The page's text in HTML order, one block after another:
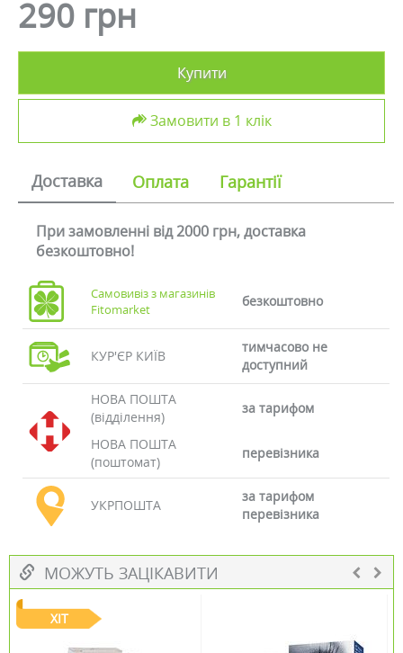
290 грн
Купити
Замовити в 1 клік
Доставка Оплата Гарантії
При замовленні від 2000 грн, доставка
безкоштовно!
Самовивіз з магазинів
Fitomarket
безкоштовно
КУР'ЄР КИЇВ
тимчасово не
доступний
НОВА ПОШТА
(відділення)
за тарифом
НОВА ПОШТА
(поштомат)
перевізника
УКРПОШТА
за тарифом
перевізника
МОЖУТЬ ЗАЦІКАВИТИ
ХІТ